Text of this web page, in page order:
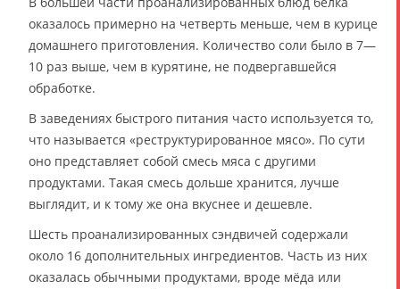
оказалось примерно на четверть меньше, чем в курице
домашнего приготовления. Количество соли было в 7—
10 раз выше, чем в курятине, не подвергавшейся
обработке.
В заведениях быстрого питания часто используется то,
что называется «реструктурированное мясо». По сути
оно представляет собой смесь мяса с другими
продуктами. Такая смесь дольше хранится, лучше
выглядит, и к тому же она вкуснее и дешевле.
Шесть проанализированных сэндвичей содержали
около 16 дополнительных ингредиентов. Часть из них
оказалась обычными продуктами, вроде мёда или